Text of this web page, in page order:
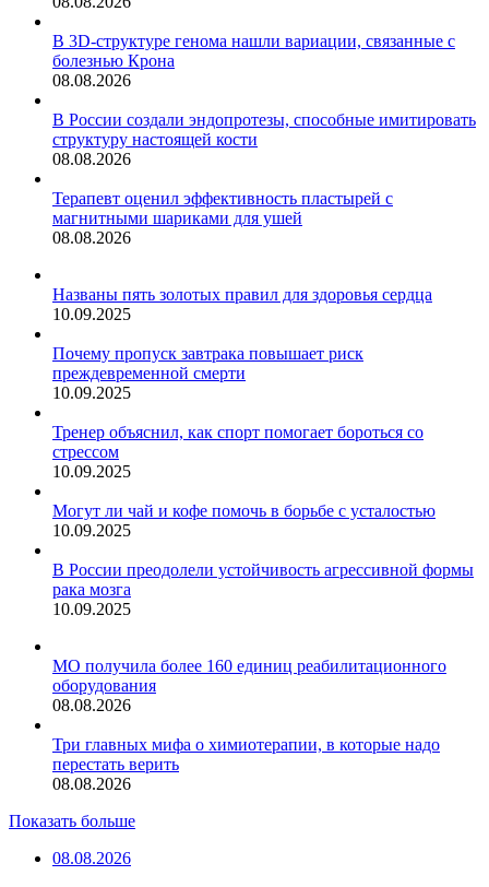
В 3D-структуре генома нашли вариации, связанные с
болезнью Крона
08.08.2026
В России создали эндопротезы, способные имитировать
структуру настоящей кости
08.08.2026
Терапевт оценил эффективность пластырей с
магнитными шариками для ушей
08.08.2026
Названы пять золотых правил для здоровья сердца
10.09.2025
Почему пропуск завтрака повышает риск
преждевременной смерти
10.09.2025
Тренер объяснил, как спорт помогает бороться со
стрессом
10.09.2025
Могут ли чай и кофе помочь в борьбе с усталостью
10.09.2025
В России преодолели устойчивость агрессивной формы
рака мозга
10.09.2025
МО получила более 160 единиц реабилитационного
оборудования
08.08.2026
Три главных мифа о химиотерапии, в которые надо
перестать верить
08.08.2026
Показать больше
08.08.2026